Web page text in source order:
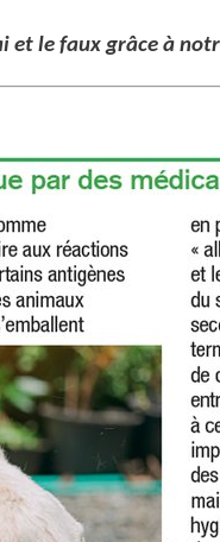
le faux grâce à